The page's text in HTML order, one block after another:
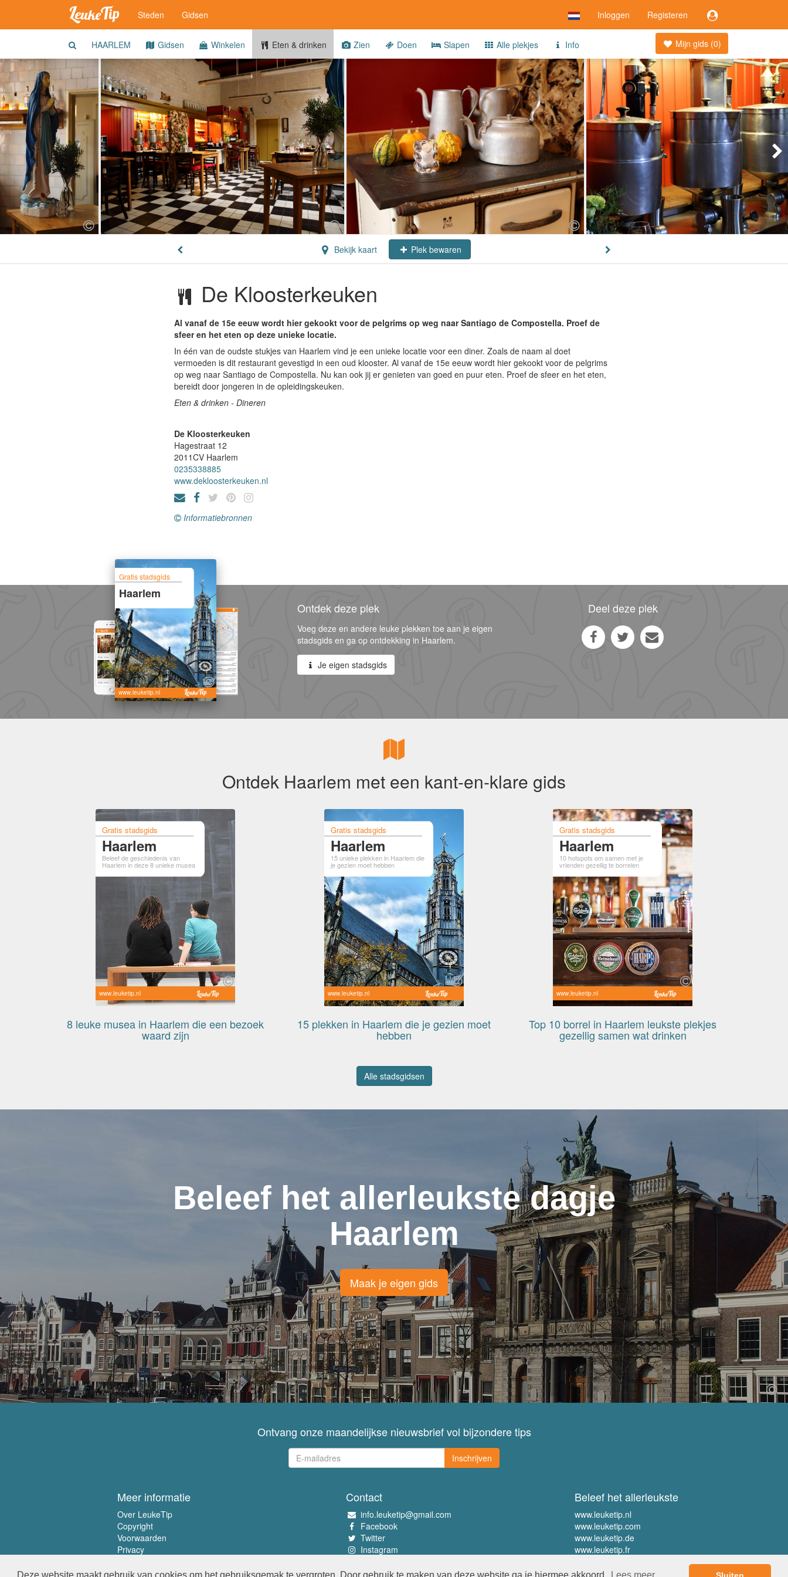
Inloggen Registeren
Steden Gidsen
Mijn gids (0)
HAARLEM Gidsen Winkelen Eten & drinken Zien Doen Slapen Alle plekjes Info
Bekijk kaart Plek bewaren
De Kloosterkeuken
Al vanaf de 15e eeuw wordt hier gekookt voor de pelgrims op weg naar Santiago de Compostella. Proef de
sfeer en het eten op deze unieke locatie.
In één van de oudste stukjes van Haarlem vind je een unieke locatie voor een diner. Zoals de naam al doet
vermoeden is dit restaurant gevestigd in een oud klooster. Al vanaf de 15e eeuw wordt hier gekookt voor de pelgrims
op weg naar Santiago de Compostella. Nu kan ook jij er genieten van goed en puur eten. Proef de sfeer en het eten,
bereidt door jongeren in de opleidingskeuken.
Eten & drinken - Dineren
De Kloosterkeuken
Hagestraat 12
2011CV Haarlem
0235338885
www.dekloosterkeuken.nl
Informatiebronnen
Gratis stadsgids
Haarlem
www.leuketip.nl
Ontdek deze plek
Voeg deze en andere leuke plekken toe aan je eigen
stadsgids en ga op ontdekking in Haarlem.
Je eigen stadsgids
Deel deze plek
Ontdek Haarlem met een kant-en-klare gids
Gratis stadsgids
Haarlem
Beleef de geschiedenis van
Haarlem in deze 8 unieke musea
www.leuketip.nl
8 leuke musea in Haarlem die een bezoek
waard zijn
Gratis stadsgids
Haarlem
15 unieke plekken in Haarlem die
je gezien moet hebben
www.leuketip.nl
15 plekken in Haarlem die je gezien moet
hebben
Gratis stadsgids
Haarlem
10 hotspots om samen met je
vrienden gezellig te borrelen
www.leuketip.nl
Top 10 borrel in Haarlem leukste plekjes
gezellig samen wat drinken
Alle stadsgidsen
Beleef het allerleukste dagje
Haarlem
Maak je eigen gids
Ontvang onze maandelijkse nieuwsbrief vol bijzondere tips
Inschrijven
Meer informatie
Over LeukeTip
Copyright
Voorwaarden
Privacy
Contact
info.leuketip@gmail.com
Facebook
Twitter
Instagram
Beleef het allerleukste
www.leuketip.nl
www.leuketip.com
www.leuketip.de
www.leuketip.fr